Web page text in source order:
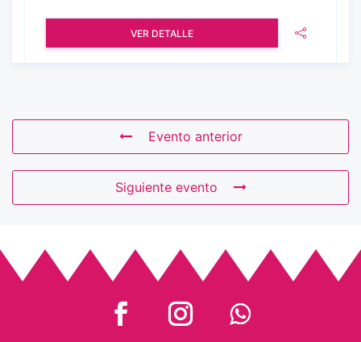
VER DETALLE
Evento anterior
Siguiente evento